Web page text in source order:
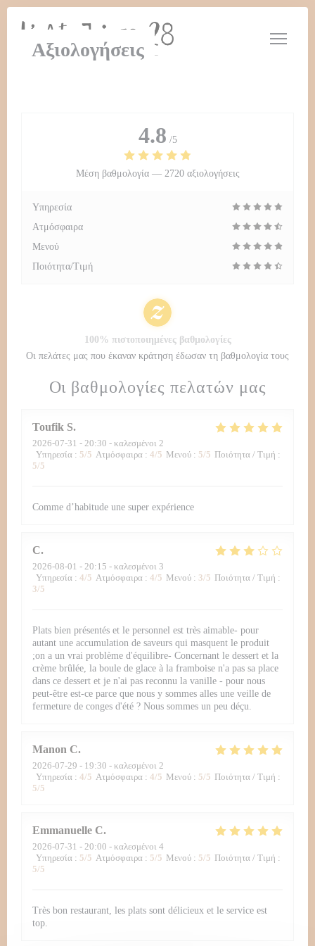
Πίνακας διαχείρισης "Μπισκότων" (Cookies)
Αξιολογήσεις
Οι βαθμολογίες πελατών μας
Toufik S
2026-07-31 - 20:30 - καλεσμένοι 2
Υπηρεσία : 5/5 Ατμόσφαιρα : 4/5 Μενού : 5/5 Ποιότητα / Τιμή :
5/5
Comme d’habitude une super expérience
C
2026-08-01 - 20:15 - καλεσμένοι 3
Υπηρεσία : 4/5 Ατμόσφαιρα : 4/5 Μενού : 3/5 Ποιότητα / Τιμή :
3/5
Plats bien présentés et le personnel est très aimable- pour
autant une accumulation de saveurs qui masquent le produit
;on a un vrai problème d'équilibre- Concernant le dessert et la
crème brûlée, la boule de glace à la framboise n'a pas sa place
dans ce dessert et je n'ai pas reconnu la vanille - pour nous
peut-être est-ce parce que nous y sommes alles une veille de
fermeture de conges d'été ? Nous sommes un peu déçu.
Manon C
2026-07-29 - 19:30 - καλεσμένοι 2
Υπηρεσία : 4/5 Ατμόσφαιρα : 4/5 Μενού : 5/5 Ποιότητα / Τιμή :
5/5
Emmanuelle C
2026-07-31 - 20:00 - καλεσμένοι 4
Υπηρεσία : 5/5 Ατμόσφαιρα : 5/5 Μενού : 5/5 Ποιότητα / Τιμή :
5/5
Très bon restaurant, les plats sont délicieux et le service est
top.
4.8 /5
Μέση βαθμολογία — 2720 αξιολογήσεις
Υπηρεσία
Ατμόσφαιρα
Μενού
Ποιότητα/Τιμή
100% πιστοποιημένες βαθμολογίες
Οι πελάτες μας που έκαναν κράτηση έδωσαν τη βαθμολογία τους